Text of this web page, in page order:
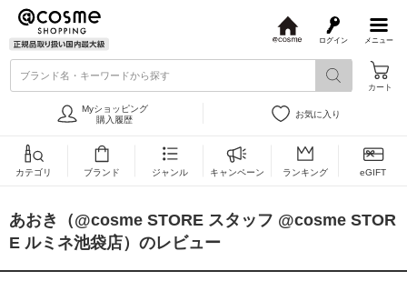
メニュー
ログイン
s
ブランド名・キーワードから探す
カート
Myショッピング
購入履歴
お気に入り
カテゴリ ブランド ジャンル キャンペーン ランキング eGIFT
あおき（@cosme STORE スタッフ @cosme STOR
E ルミネ池袋店）のレビュー